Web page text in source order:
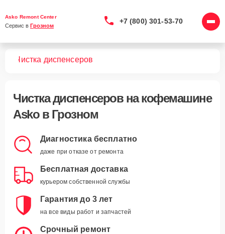
Asko Remont Center
Сервис в Грозном
+7 (800) 301-53-70
Чистка диспенсеров
Чистка диспенсеровна кофемашине
Asko в Грозном
Диагностика бесплатно
даже при отказе от ремонта
Бесплатная доставка
курьером собственной службы
Гарантия до 3 лет
на все виды работ и запчастей
Срочный ремонт